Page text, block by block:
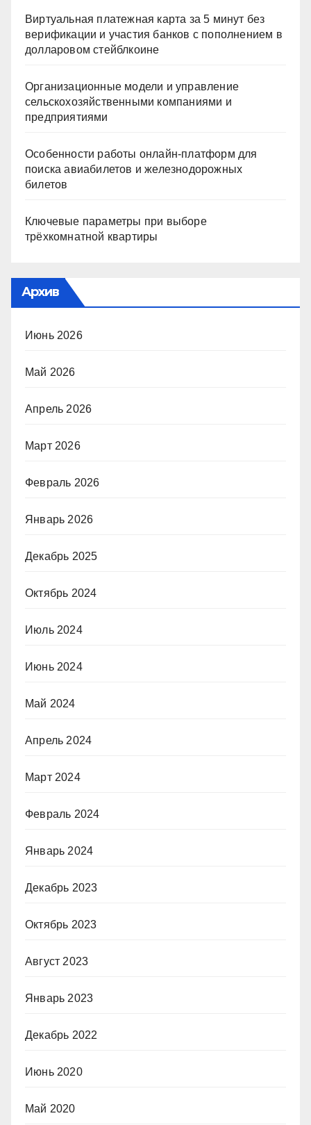
Виртуальная платежная карта за 5 минут без
верификации и участия банков с пополнением в
долларовом стейблкоине
Организационные модели и управление
сельскохозяйственными компаниями и
предприятиями
Особенности работы онлайн-платформ для
поиска авиабилетов и железнодорожных
билетов
Ключевые параметры при выборе
трёхкомнатной квартиры
Архив
Июнь 2026
Май 2026
Апрель 2026
Март 2026
Февраль 2026
Январь 2026
Декабрь 2025
Октябрь 2024
Июль 2024
Июнь 2024
Май 2024
Апрель 2024
Март 2024
Февраль 2024
Январь 2024
Декабрь 2023
Октябрь 2023
Август 2023
Январь 2023
Декабрь 2022
Июнь 2020
Май 2020